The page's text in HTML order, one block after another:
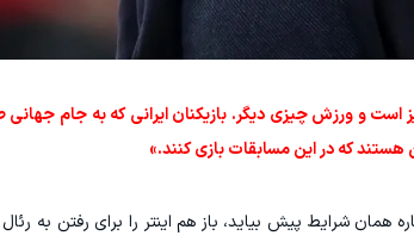
و ورزش چیزی دیگر. بازیکنان ایرانی که به جام جهانی
که در این مسابقات بازی کنند.»
همان شرایط پیش بیاید، باز هم اینتر را برای رفتن به